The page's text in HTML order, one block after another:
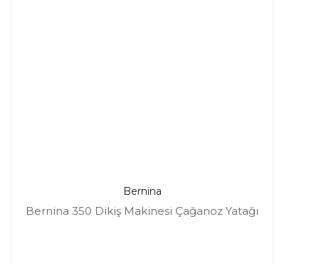
Bernina
Bernina 350 Dikiş Makinesi Çağanoz Yatağı